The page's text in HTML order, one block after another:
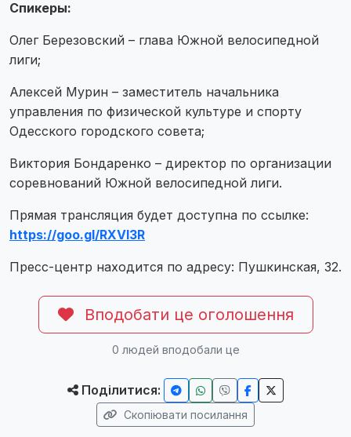
Спикеры:
Олег Березовский – глава Южной велосипедной
лиги;
Алексей Мурин – заместитель начальника
управления по физической культуре и спорту
Одесского городского совета;
Виктория Бондаренко – директор по организации
соревнований Южной велосипедной лиги.
Прямая трансляция будет доступна по ссылке:
https://goo.gl/RXVI3R
Пресс-центр находится по адресу: Пушкинская, 32.
Вподобати це оголошення
0 людей вподобали це
Поділитися:
Скопіювати посилання